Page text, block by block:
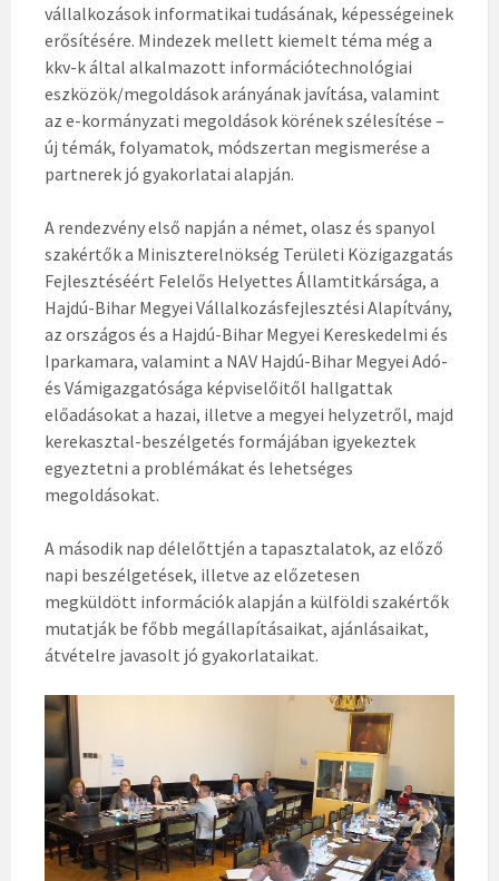
vállalkozások informatikai tudásának, képességeinek
erősítésére. Mindezek mellett kiemelt téma még a
kkv-k által alkalmazott információtechnológiai
eszközök/megoldások arányának javítása, valamint
az e-kormányzati megoldások körének szélesítése –
új témák, folyamatok, módszertan megismerése a
partnerek jó gyakorlatai alapján.
A rendezvény első napján a német, olasz és spanyol
szakértők a Miniszterelnökség Területi Közigazgatás
Fejlesztéséért Felelős Helyettes Államtitkársága, a
Hajdú-Bihar Megyei Vállalkozásfejlesztési Alapítvány,
az országos és a Hajdú-Bihar Megyei Kereskedelmi és
Iparkamara, valamint a NAV Hajdú-Bihar Megyei Adó-
és Vámigazgatósága képviselőitől hallgattak
előadásokat a hazai, illetve a megyei helyzetről, majd
kerekasztal-beszélgetés formájában igyekeztek
egyeztetni a problémákat és lehetséges
megoldásokat.
A második nap délelőttjén a tapasztalatok, az előző
napi beszélgetések, illetve az előzetesen
megküldött információk alapján a külföldi szakértők
mutatják be főbb megállapításaikat, ajánlásaikat,
átvételre javasolt jó gyakorlataikat.